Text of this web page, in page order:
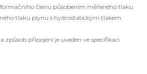
členu působením měřeného tlaku
tlaku plynu s hydrostatickým tlakem
způsob připojení je uveden ve specifikaci